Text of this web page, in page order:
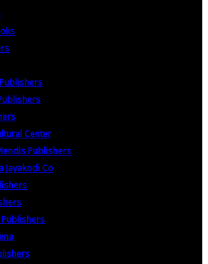
Center
Publishers
Jayakodi Co